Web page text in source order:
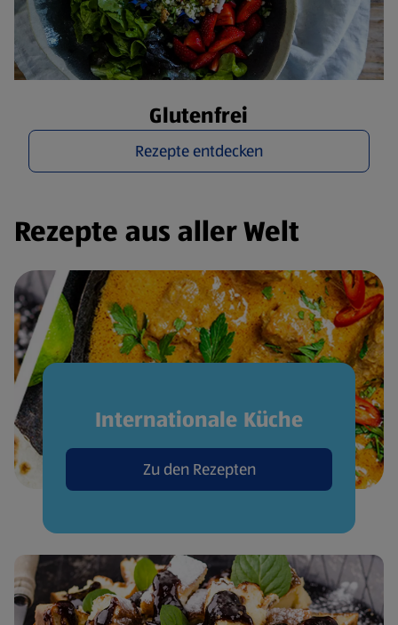
Glutenfrei
Rezepte entdecken
Rezepte aus aller Welt
Internationale Küche
Zu den Rezepten